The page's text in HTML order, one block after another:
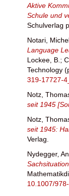
Aktive
Schule und
Schulverlag
Notari,
Language
Lockee, B. ;
Technology
319-17727-
Notz,
seit 1945
Notz,
seit 1945:
Verlag.
Nydegger,
10.1007/